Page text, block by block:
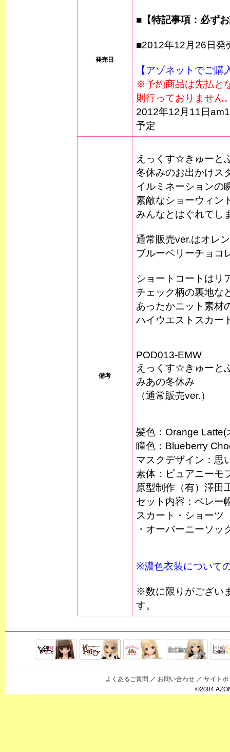
発売日
■【特記事項：必ず
■2012年12月26日発
【アゾネットでご購
※予約商品は先払と
則行っておりません
2012年12月11日
予定
備考
えっくす☆きゅーと
冬休みのお出かけス
イルミネーションの
素敵なショーウィン
みんなとはぐれてし
通常販売ver.はオレ
ブルーベリーチョコ
ショートコートはリ
チェック柄の裏地な
あったかニット素材
ハイウエストスカー
POD013-EMW
えっくす☆きゅー
みあの冬休み
（通常販売ver.）
髪色：Orange Latte(
瞳色：Blueberry
マスクデザイン：思
素体：ピュアニー
原型制作（有）澤田
セット内容：ベレー
スカート・ショーツ
・オーバーニーソッ
※濃色衣装について
※数に限りがござい
す。
よくあるご質問 ／ お問い合わせ ／ サイトポ
©2004